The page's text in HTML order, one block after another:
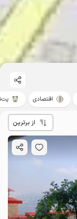
اقتصادی
از برترین